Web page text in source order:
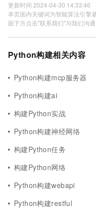
更新时间 2024-04-30 14:33:46
本页面内关键词为智能算法引擎
面下方点击"联系我们"与我们沟通
Python构建相关内容
Python构建mcp服务器
Python构建ai
构建Python实战
Python构建神经网络
构建Python任务
构建Python网络
Python构建webapi
Python构建restful